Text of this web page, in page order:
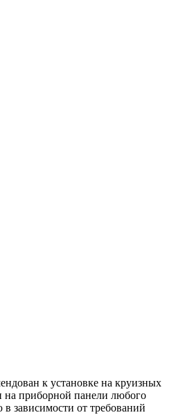
к установке на круизных
на приборной панели любого
зависимости от требований